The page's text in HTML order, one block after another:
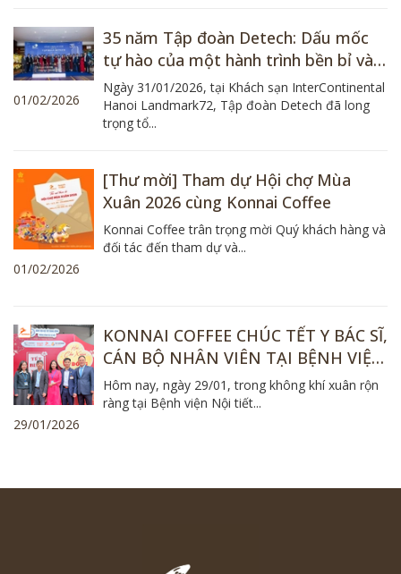
01/02/2026
35 năm Tập đoàn Detech: Dấu mốc
tự hào của một hành trình bền bỉ và
khát vọng
Ngày 31/01/2026, tại Khách sạn InterContinental
Hanoi Landmark72, Tập đoàn Detech đã long
trọng tổ...
01/02/2026
[Thư mời] Tham dự Hội chợ Mùa
Xuân 2026 cùng Konnai Coffee
Konnai Coffee trân trọng mời Quý khách hàng và
đối tác đến tham dự và...
29/01/2026
KONNAI COFFEE CHÚC TẾT Y BÁC SĨ,
CÁN BỘ NHÂN VIÊN TẠI BỆNH VIỆN
NỘI TIẾT TRUNG ƯƠNG
Hôm nay, ngày 29/01, trong không khí xuân rộn
ràng tại Bệnh viện Nội tiết...